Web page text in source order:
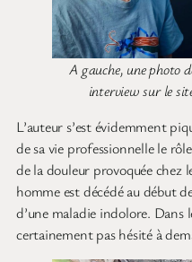
A gauche, une photo
interview sur le
L’auteur s’est évidemment
de sa vie professionnelle le
de la douleur provoquée chez
homme est décédé au début
d’une maladie indolore. Dans
certainement pas hésité à